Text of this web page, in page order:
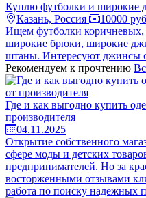
Куплю футболки и широкие
Казань, Россия
10000
Ищем футболки
широкие брюки, широкие
штаны. Интересуют джинсы
Рекомендуем к прочтению
Где и как выгодно купить
производителя
04.11.2025
Открытие собственного
сфере моды и детских
предпринимателей. Но за
восторженными отзывами
работа по поиску надежных